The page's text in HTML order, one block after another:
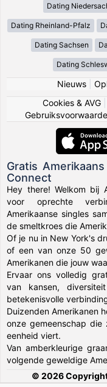
Dating
Dating Rheinland-Pfalz
Dating Sachsen
Dating
Nieuws|
Cookies & AVG
Gratis
Connect
Hey there! Welkom bij
voor oprechte
Amerikaanse singles
de smeltkroes die
Of je nu in New York's
of een van onze 50
Amerikanen die jouw
Ervaar ons volledig
van kansen,
betekenisvolle
Duizenden Amerikanen
onze gemeenschap die
eenheid viert.
Van amberkleurige
volgende geweldige
© 2026